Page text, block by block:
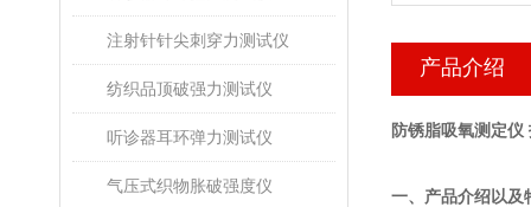
注射针针尖刺穿力测试仪
纺织品顶破强力测试仪
听诊器耳环弹力测试仪
气压式织物胀破强度仪
产品介绍
防锈脂吸氧测定仪
一、产品介绍以及